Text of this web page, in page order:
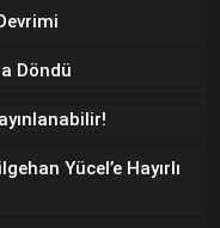
Döndü
Yücel’e Hayırlı